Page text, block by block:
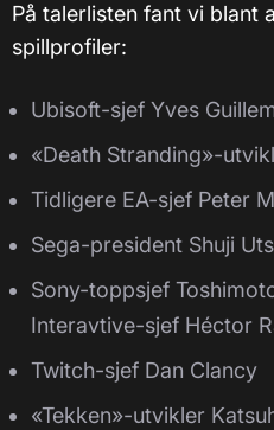
På talerlisten fant vi blant
spillprofiler:
Ubisoft-sjef Yves
«Death Stranding»-
Tidligere EA-sjef Peter
Sega-president Shuji
Sony-toppsjef
Interavtive-sjef Héctor
Twitch-sjef Dan Clancy
«Tekken»-utvikler